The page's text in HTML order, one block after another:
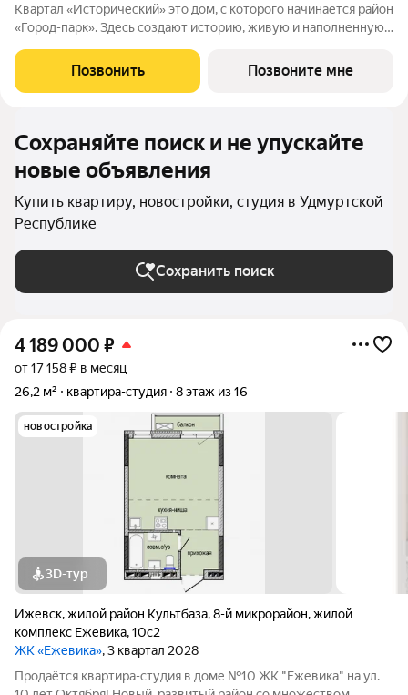
Квартал «Исторический» это дом, с которого начинается район
«Город-парк». Здесь создают историю, живую и наполненную
от семи до десяти этажей и двух десятиэтажных башен,
выходящих на
Позвонить Позвоните мне
Сохраняйте поиск и не упускайте
новые объявления
Купить квартиру, новостройки, студия в Удмуртской
Республике
Сохранить поиск
4 189 000 ₽
от 17 158 ₽ в месяц
26,2 м²
квартира-студия 8 этаж из 16
новостройка
3D-тур
Ижевск,жилой район Культбаза,8-й микрорайон,жилой
комплекс Ежевика,10с2
ЖК «Ежевика», 3 квартал 2028
Продаётся квартира-студия в доме №10 ЖК "Ежевика" на ул.